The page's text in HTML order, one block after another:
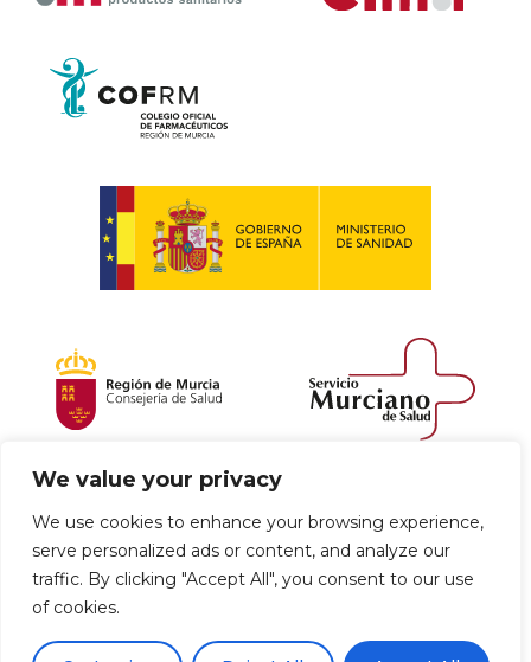
We value your privacy
We use cookies to enhance your browsing experience,
serve personalized ads or content, and analyze our
traffic. By clicking "Accept All", you consent to our use
of cookies.
Política de envío y devoluciones
Política de privacidad Uso de cookies